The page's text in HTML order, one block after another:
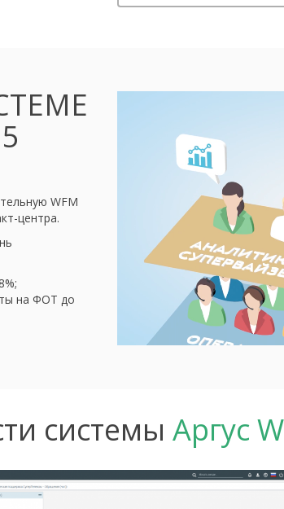
WFM
центра.
на ФОТ до
системы Аргус